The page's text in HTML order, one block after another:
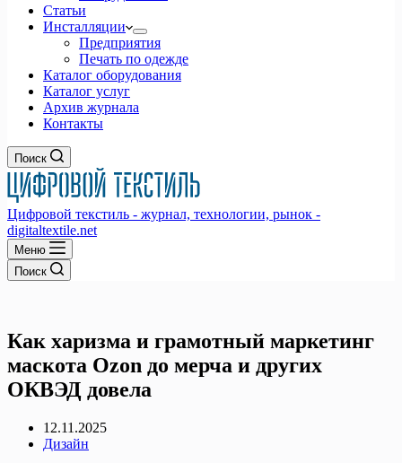
Статьи
Инсталляции
Предприятия
Печать по одежде
Каталог оборудования
Каталог услуг
Архив журнала
Контакты
Поиск
Цифровой текстиль - журнал, технологии, рынок -
digitaltextile.net
Меню
Поиск
Как харизма и грамотный маркетинг
маскота Ozon до мерча и других
ОКВЭД довела
12.11.2025
Дизайн